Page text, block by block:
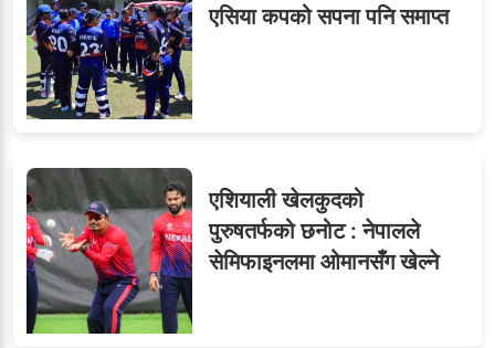
८जुनियरलाई दोहोरो जिम्मेवारी,
मन्त्रालयभित्र असन्तुष्टि
९ओएनएमका नाममा अत्याचार :
सब–इन्जिनियरहरुको गम्भीर
ध्यानाकर्षण
एसिया कपको सपना पनि समाप्त
एशियाली खेलकुदको
पुरुषतर्फको छनोट : नेपालले
सेमिफाइनलमा ओमानसँग खेल्ने